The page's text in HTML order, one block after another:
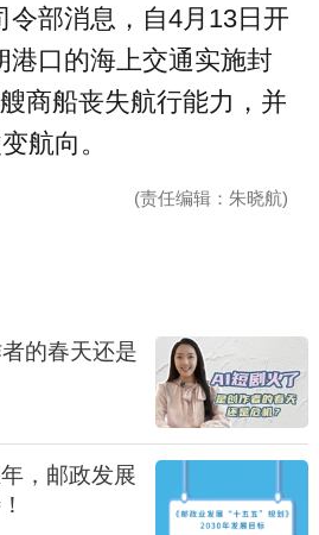
令部消息，自4月13日开
港口的海上交通实施封
商船丧失航行能力，并
航向。
(责任编辑：朱晓航)
的春天还是
，邮政发展